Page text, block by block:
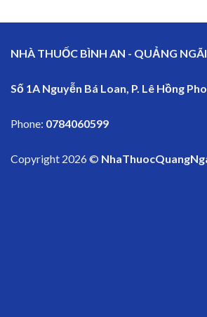
NHÀ THUỐC BÌNH AN - QUẢNG NGÃI
Số 1A Nguyễn Bá Loan, P. Lê Hồng
Phone: 0784060599
Copyright 2026 ©